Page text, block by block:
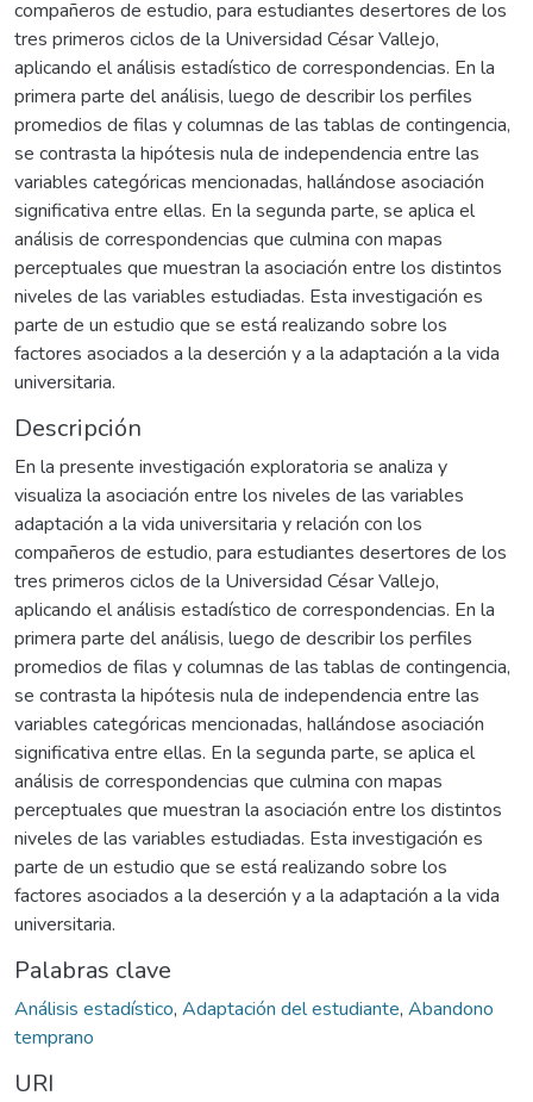
compañeros de estudio, para estudiantes desertores de los
tres primeros ciclos de la Universidad César Vallejo,
aplicando el análisis estadístico de correspondencias. En la
primera parte del análisis, luego de describir los perfiles
promedios de filas y columnas de las tablas de contingencia,
se contrasta la hipótesis nula de independencia entre las
variables categóricas mencionadas, hallándose asociación
significativa entre ellas. En la segunda parte, se aplica el
análisis de correspondencias que culmina con mapas
perceptuales que muestran la asociación entre los distintos
niveles de las variables estudiadas. Esta investigación es
parte de un estudio que se está realizando sobre los
factores asociados a la deserción y a la adaptación a la vida
universitaria.
Descripción
En la presente investigación exploratoria se analiza y
visualiza la asociación entre los niveles de las variables
adaptación a la vida universitaria y relación con los
compañeros de estudio, para estudiantes desertores de los
tres primeros ciclos de la Universidad César Vallejo,
aplicando el análisis estadístico de correspondencias. En la
primera parte del análisis, luego de describir los perfiles
promedios de filas y columnas de las tablas de contingencia,
se contrasta la hipótesis nula de independencia entre las
variables categóricas mencionadas, hallándose asociación
significativa entre ellas. En la segunda parte, se aplica el
análisis de correspondencias que culmina con mapas
perceptuales que muestran la asociación entre los distintos
niveles de las variables estudiadas. Esta investigación es
parte de un estudio que se está realizando sobre los
factores asociados a la deserción y a la adaptación a la vida
universitaria.
Palabras clave
Análisis estadístico, Adaptación del estudiante, Abandono
temprano
URI